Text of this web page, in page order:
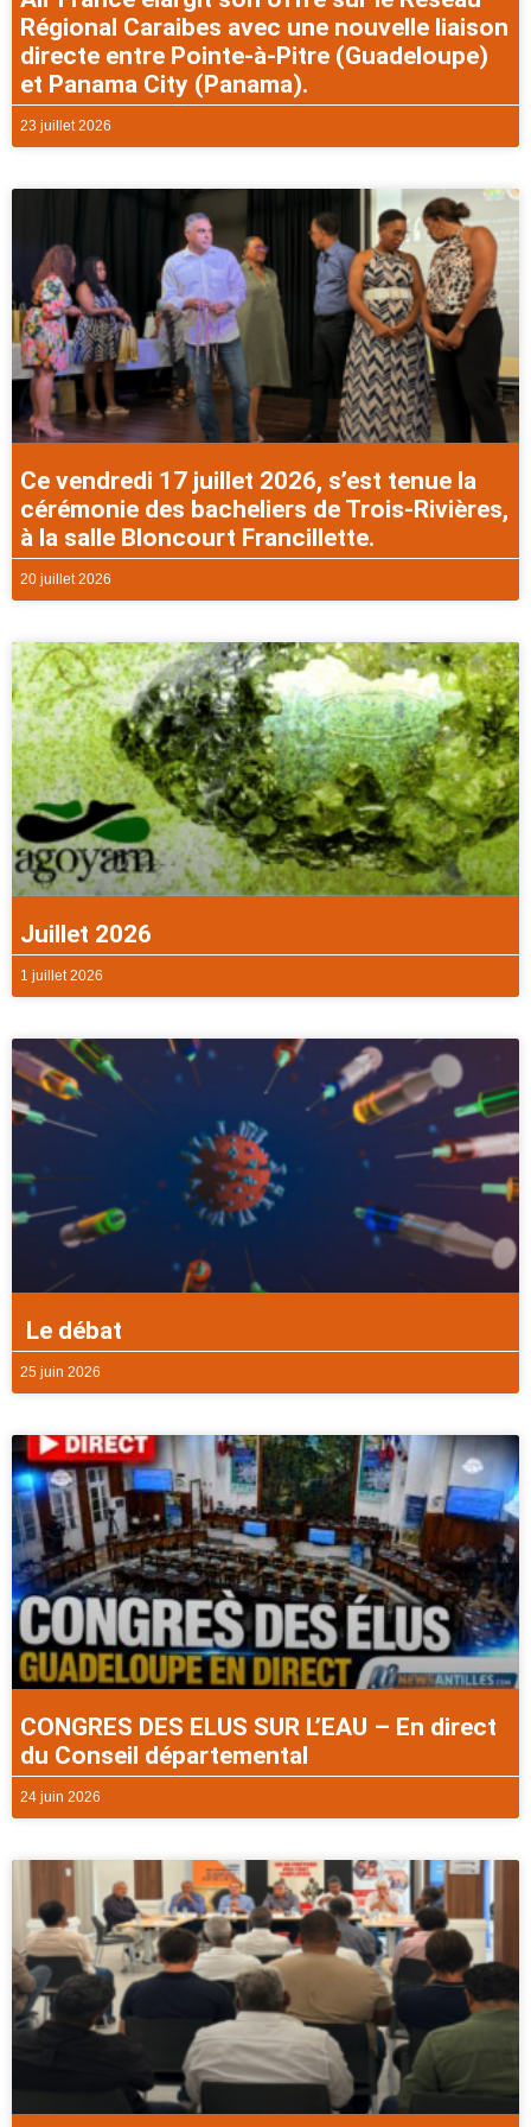
Régional Caraibes avec une nouvelle liaison
directe entre Pointe-à-Pitre (Guadeloupe)
et Panama City (Panama).
23 juillet 2026
Ce vendredi 17 juillet 2026, s’est tenue la
cérémonie des bacheliers de Trois-Rivières,
à la salle Bloncourt Francillette.
20 juillet 2026
Juillet 2026
1 juillet 2026
Le débat
25 juin 2026
CONGRES DES ELUS SUR L’EAU – En direct
du Conseil départemental
24 juin 2026